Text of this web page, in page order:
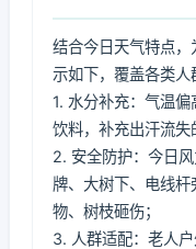
结合今日天气特点
示如下，覆盖各类人
1. 水分补充：气温
饮料，补充出汗流失
2. 安全防护：今日
牌、大树下、电线
物、树枝砸伤；
3. 人群适配：老人